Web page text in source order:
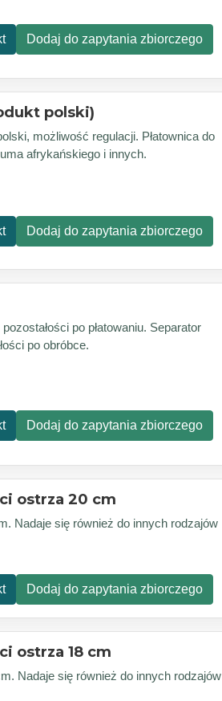
Dodaj do zapytania zbiorczego
polski)
możliwość regulacji. Płatownica do
afrykańskiego i innych.
Dodaj do zapytania zbiorczego
po płatowaniu. Separator
po obróbce.
Dodaj do zapytania zbiorczego
ostrza 20 cm
Nadaje się również do innych rodzajów
Dodaj do zapytania zbiorczego
ostrza 18 cm
Nadaje się również do innych rodzajów